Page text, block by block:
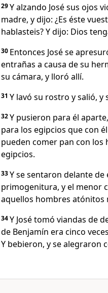
29Y alzando José sus ojos
madre, y dijo: ¿Es éste
hablasteis? Y dijo: Dios
30 Entonces José se
entrañas a causa de su
su cámara, y lloró allí.
31 Y lavó su rostro y salió, y
32Y pusieron para él
para los egipcios que con
pueden comer pan con los
egipcios.
33Y se sentaron delante
primogenitura, y el menor
aquellos hombres atónitos
34Y José tomó viandas de
de Benjamín era cinco
Y bebieron, y se alegraron